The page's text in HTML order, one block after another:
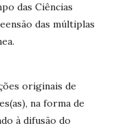
das Ciências
das múltiplas
originais de
na forma de
à difusão do